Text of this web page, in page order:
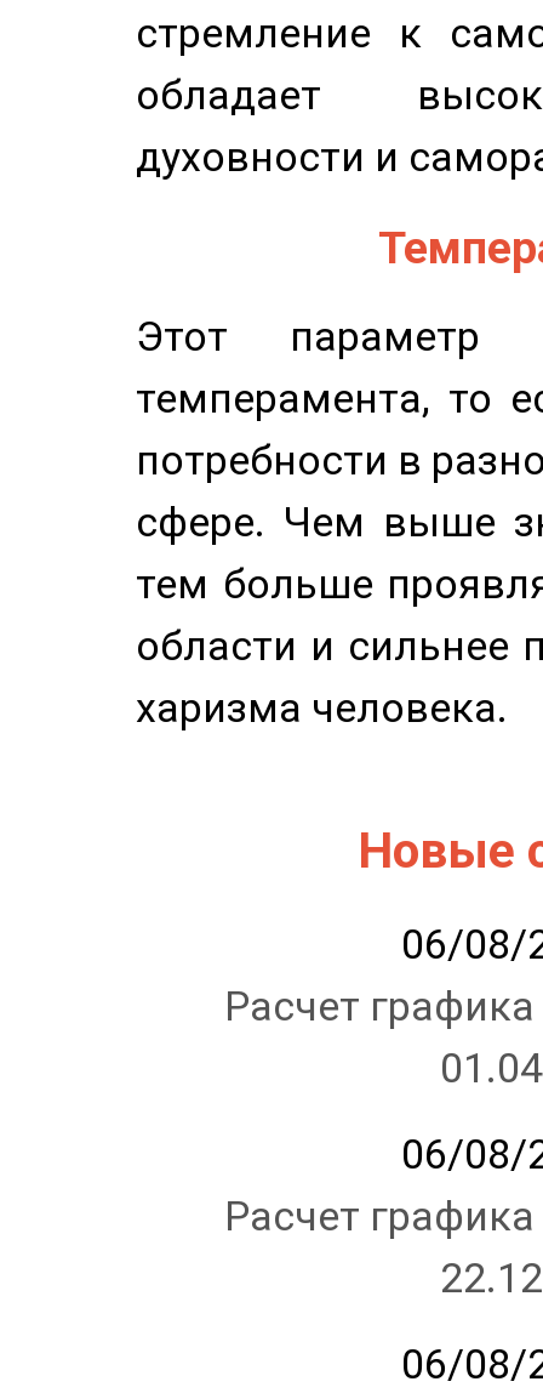
стремление к
обладает
духовности и
Этот параметр
темперамента, то
потребности в
сфере. Чем выше
тем больше
области и сильнее
харизма человека.
Новые
06/08/
Расчет
06/08/
Расчет
06/08/